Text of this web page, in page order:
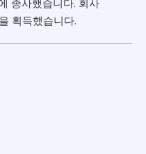
종사했습니다. 회사
획득했습니다.